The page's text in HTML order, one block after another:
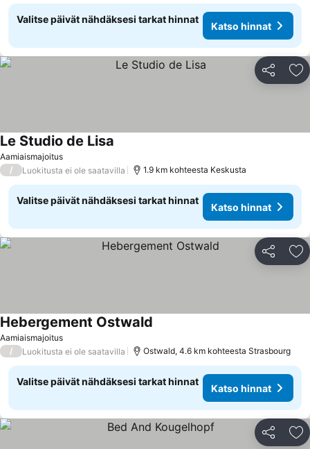
Valitse päivät nähdäksesi tarkat hinnat
Katso hinnat
Jaa
Aamiaismajoitus
Le Studio de Lisa
/ Luokitusta ei ole saatavilla 1.9 km kohteesta Keskusta
Valitse päivät nähdäksesi tarkat hinnat
Katso hinnat
Jaa
Aamiaismajoitus
Hebergement Ostwald
/ Luokitusta ei ole saatavilla Ostwald, 4.6 km kohteesta Strasbourg
Valitse päivät nähdäksesi tarkat hinnat
Katso hinnat
Jaa